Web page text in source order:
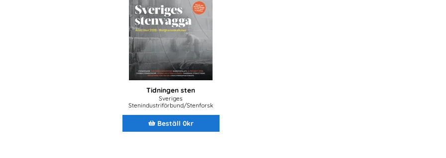
Tidningen sten
Sveriges
Stenindustriförbund/Stenforsk
Beställ 0kr